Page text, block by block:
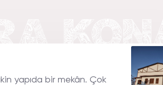
yapıda bir mekân. Çok